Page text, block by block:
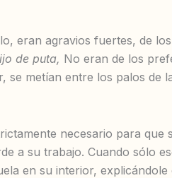
eran agravios fuertes, de
de puta, No eran de los
metían entre los palos de
necesario para
a su trabajo. Cuando sólo
en su interior,